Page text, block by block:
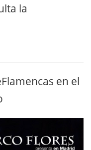
la
en el